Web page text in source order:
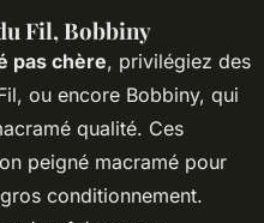
Fil, Bobbiny
pas chère, privilégiez des
ou encore Bobbiny, qui
qualité. Ces
peigné macramé pour
conditionnement.